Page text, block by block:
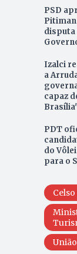
PSD
disputa
Izalci
a
capaz
PDT
do
para o